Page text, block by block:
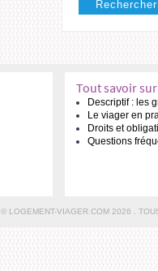
Tout savoir
Descriptif : les
Le viager en
Droits et
Questions
© LOGEMENT-VIAGER.COM 2026 .